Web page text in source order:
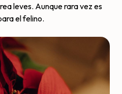
leves. Aunque rara vez es
el felino.